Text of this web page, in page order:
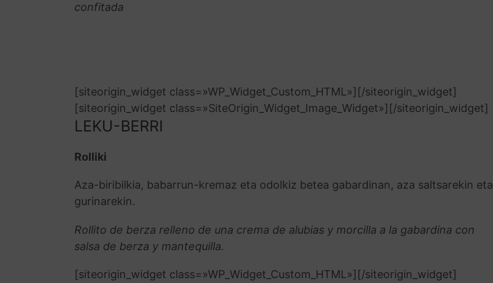
confitada
[siteorigin_widget class=»WP_Widget_Custom_HTML»] [/siteorigin_widget]
[siteorigin_widget class=»SiteOrigin_Widget_Image_Widget»] [/siteorigin_widget]
LEKU-BERRI
Rolliki
Aza-biribilkia, babarrun-kremaz eta odolkiz betea gabardinan, aza saltsarekin eta
gurinarekin.
Rollito de berza relleno de una crema de alubias y morcilla a la gabardina con
salsa de berza y mantequilla.
[siteorigin_widget class=»WP_Widget_Custom_HTML»] [/siteorigin_widget]